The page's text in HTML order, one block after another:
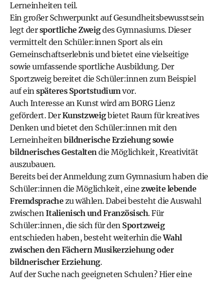
Lerneinheiten teil.
Ein großer Schwerpunkt auf Gesundheitsbewusstsein
legt dersportliche Zweigdes Gymnasiums. Dieser
vermittelt den Schüler:innen Sport als ein
Gemeinschaftserlebnis und bietet eine vielseitige
sowie umfassende sportliche Ausbildung. Der
Sportzweig bereitet die Schüler:innen zum Beispiel
auf einspäteres Sportstudiumvor.
Auch Interesse an Kunst wird am BORG Lienz
gefördert. DerKunstzweigbietet Raum für kreatives
Denken und bietet den Schüler:innen mit den
Lerneinheitenbildnerische Erziehung sowie
bildnerisches Gestaltendie Möglichkeit, Kreativität
auszubauen.
Bereits bei der Anmeldung zumGymnasiumhaben die
Schüler:innen die Möglichkeit, eine zweite lebende
Fremdsprachezu wählen. Dabei besteht die Auswahl
zwischenItalienisch und Französisch. Für
Schüler:innen, die sich für den Sportzweig
entschieden haben, besteht weiterhin dieWahl
zwischen den Fächern Musikerziehung oder
bildnerischer Erziehung.
Auf der Suche nach geeigneten Schulen? Hier eine